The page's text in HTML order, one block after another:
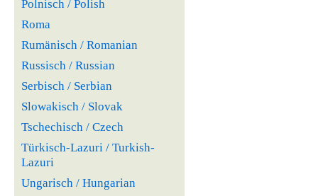
Polnisch / Polish
Roma
Rumänisch / Romanian
Russisch / Russian
Serbisch / Serbian
Slowakisch / Slovak
Tschechisch / Czech
Türkisch-Lazuri / Turkish-
Lazuri
Ungarisch / Hungarian